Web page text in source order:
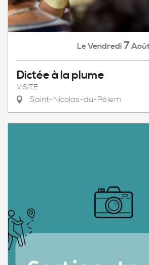
Le Vendredi 7
Dictée à la plume
VISITE
Saint-Nicolas-du-Pélem